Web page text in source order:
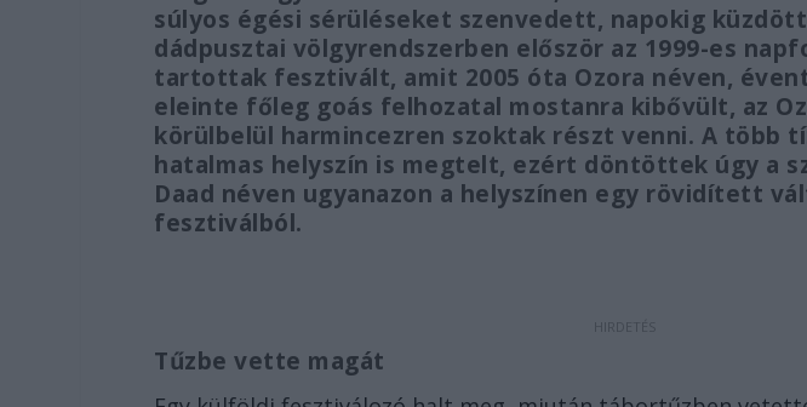
súlyos égési sérüléseket szenvedett, napokig
dádpusztai völgyrendszerben először az 1999-es
tartottak fesztivált, amit 2005 óta Ozora néven,
eleinte főleg goás felhozatal mostanra kibővült, az
körülbelül harmincezren szoktak részt venni. A több
hatalmas helyszín is megtelt, ezért döntöttek úgy a
Daad néven ugyanazon a helyszínen egy rövidített
fesztiválból.
Tűzbe vette magát